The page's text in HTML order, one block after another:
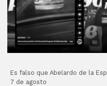
Es falso que Abelardo de la
7 de agosto